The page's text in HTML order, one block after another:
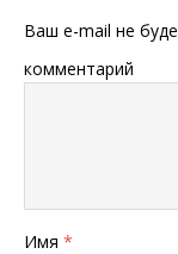
Ваш e-mail не
комментарий
Имя *